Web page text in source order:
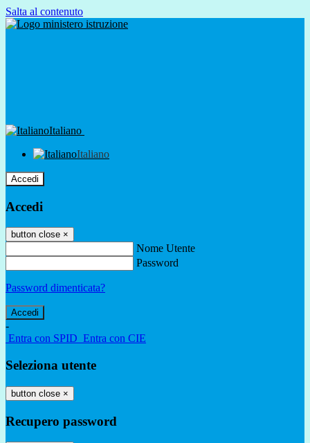
Salta al contenuto
Italiano
Italiano
Accedi
Accedi
button close ×
Nome Utente
Password
Password dimenticata?
-
Entra con SPID Entra con CIE
Seleziona utente
button close ×
Recupero password